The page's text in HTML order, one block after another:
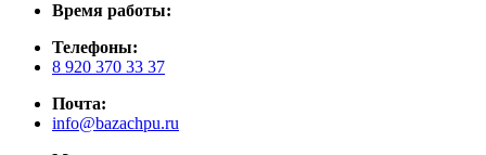
Время работы:
Телефоны:
8 920 370 33 37
Почта:
info@bazachpu.ru